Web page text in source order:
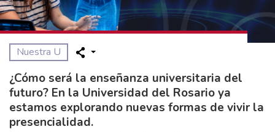
Nuestra U
¿Cómo será la enseñanza universitaria del
futuro? En la Universidad del Rosario ya
estamos explorando nuevas formas de vivir la
presencialidad.